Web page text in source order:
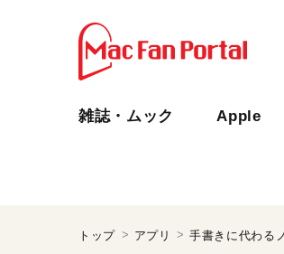
雑誌・ムック Apple
トップ アプリ 手書きに代わる